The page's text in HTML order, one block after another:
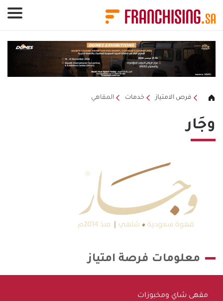
فرص الامتياز خدمات المقاهي
وجَار
معلومات فرصة امتياز
مقهى شاي ومخبوزات
لوحة إدارة ملفات تعريف الارتباط